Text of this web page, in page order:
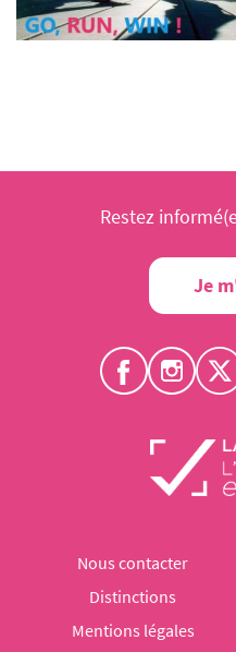
Restez
Je
Nous contacter
Distinctions
Mentions légales